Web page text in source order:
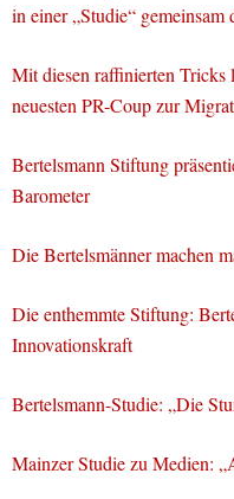
in einer „Studie“
Mit diesen raffinierten Tricks
neuesten PR-Coup zur
Bertelsmann Stiftung
Barometer
Die Bertelsmänner machen
Die enthemmte Stiftung:
Innovationskraft
Bertelsmann-Studie: „Die
Mainzer Studie zu Medien: